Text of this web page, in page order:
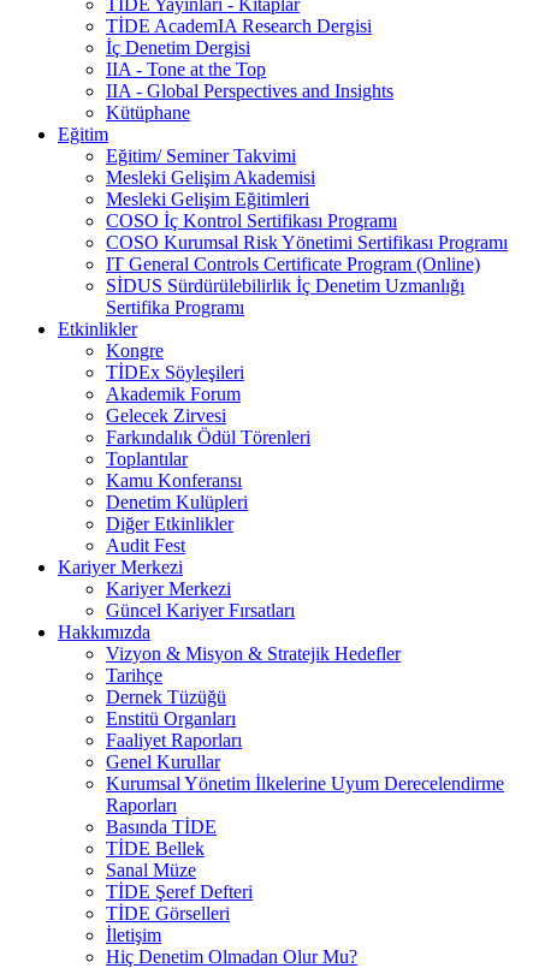
TİDE Yayınları - Kitaplar
TİDE AcademIA Research Dergisi
İç Denetim Dergisi
IIA - Tone at the Top
IIA - Global Perspectives and Insights
Kütüphane
Eğitim
Eğitim/ Seminer Takvimi
Mesleki Gelişim Akademisi
Mesleki Gelişim Eğitimleri
COSO İç Kontrol Sertifikası Programı
COSO Kurumsal Risk Yönetimi Sertifikası Programı
IT General Controls Certificate Program (Online)
SİDUS Sürdürülebilirlik İç Denetim Uzmanlığı
Sertifika Programı
Etkinlikler
Kongre
TİDEx Söyleşileri
Akademik Forum
Gelecek Zirvesi
Farkındalık Ödül Törenleri
Toplantılar
Kamu Konferansı
Denetim Kulüpleri
Diğer Etkinlikler
Audit Fest
Kariyer Merkezi
Kariyer Merkezi
Güncel Kariyer Fırsatları
Hakkımızda
Vizyon & Misyon & Stratejik Hedefler
Tarihçe
Dernek Tüzüğü
Enstitü Organları
Faaliyet Raporları
Genel Kurullar
Kurumsal Yönetim İlkelerine Uyum Derecelendirme
Raporları
Basında TİDE
TİDE Bellek
Sanal Müze
TİDE Şeref Defteri
TİDE Görselleri
İletişim
Hiç Denetim Olmadan Olur Mu?